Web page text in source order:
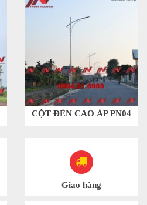
CỘT ĐÈN CAO ÁP PN04
Giao hàng